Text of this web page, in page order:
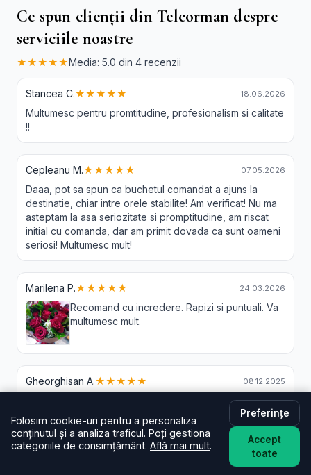
Ce spun clienții din Teleorman despre
serviciile noastre
★★★★★Media: 5.0 din 4 recenzii
Stancea C.★★★★★ 18.06.2026
Multumesc pentru promtitudine, profesionalism si calitate
!!
Cepleanu M.★★★★★ 07.05.2026
Daaa, pot sa spun ca buchetul comandat a ajuns la
destinatie, chiar intre orele stabilite! Am verificat! Nu ma
asteptam la asa seriozitate si promptitudine, am riscat
initial cu comanda, dar am primit dovada ca sunt oameni
seriosi! Multumesc mult!
Marilena P.★★★★★ 24.03.2026
Recomand cu incredere. Rapizi si puntuali. Va
multumesc mult.
Gheorghisan A.★★★★★ 08.12.2025
Livrare Flori Izvoarele - Intrebari
Folosim cookie-uri pentru a personaliza
conținutul și a analiza traficul. Poți gestiona
categoriile de consimțământ. Află mai mult.
Preferințe
Accept
toate